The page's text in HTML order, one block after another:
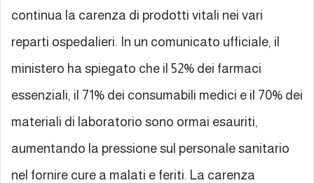
continua la carenza di prodotti vitali nei vari
reparti ospedalieri. In un comunicato ufficiale, il
ministero ha spiegato che il 52% dei farmaci
essenziali, il 71% dei consumabili medici e il 70% dei
materiali di laboratorio sono ormai esauriti,
aumentando la pressione sul personale sanitario
nel fornire cure a malati e feriti. La carenza